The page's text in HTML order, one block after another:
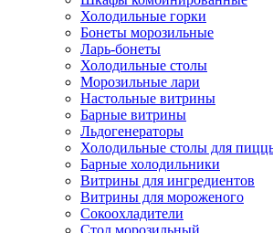
Холодильные горки
Бонеты морозильные
Ларь-бонеты
Холодильные столы
Морозильные лари
Настольные витрины
Барные витрины
Льдогенераторы
Холодильные столы для
Барные холодильники
Витрины для ингредиентов
Витрины для мороженого
Сокоохладители
Стол морозильный